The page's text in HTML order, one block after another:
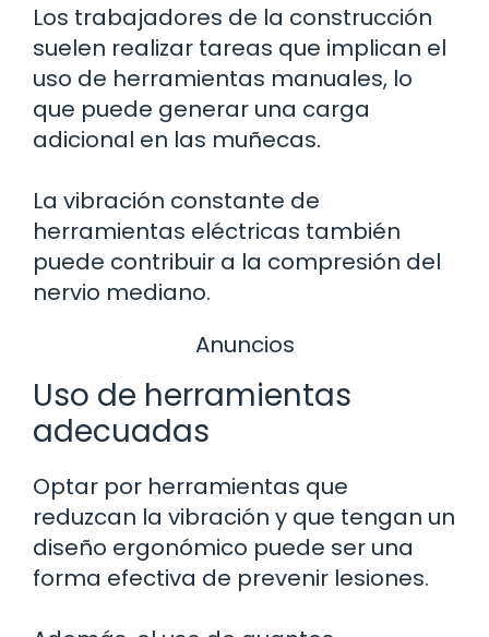
Los trabajadores de la construcción
suelen realizar tareas que implican el
uso de herramientas manuales, lo
que puede generar una carga
adicional en las muñecas.
La vibración constante de
herramientas eléctricas también
puede contribuir a la compresión del
nervio mediano.
Anuncios
Uso de herramientas
adecuadas
Optar por herramientas que
reduzcan la vibración y que tengan un
diseño ergonómico puede ser una
forma efectiva de prevenir lesiones.